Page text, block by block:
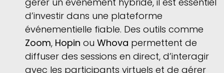
d’investir dans une plateforme
événementielle fiable. Des outils comme
Zoom, Hopin ou Whova permettent de
diffuser des sessions en direct, d’interagir
avec les participants virtuels et de gérer